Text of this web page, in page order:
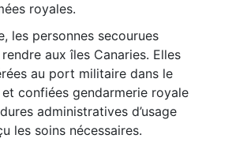
royales.
les personnes secourues
aux îles Canaries. Elles
au port militaire dans le
confiées gendarmerie royale
administratives d’usage
les soins nécessaires.